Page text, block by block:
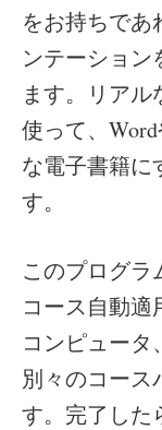
をお持ちで
ンテーション
ます。リア
使って、
な電子書籍に
す。
このプログラ
コース自動
コンピュー
別々のコース
す。完了した